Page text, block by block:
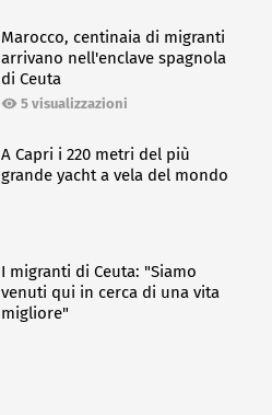
Marocco, centinaia di migranti
arrivano nell'enclave spagnola
di Ceuta
5 visualizzazioni
A Capri i 220 metri del più
grande yacht a vela del mondo
I migranti di Ceuta: "Siamo
venuti qui in cerca di una vita
migliore"